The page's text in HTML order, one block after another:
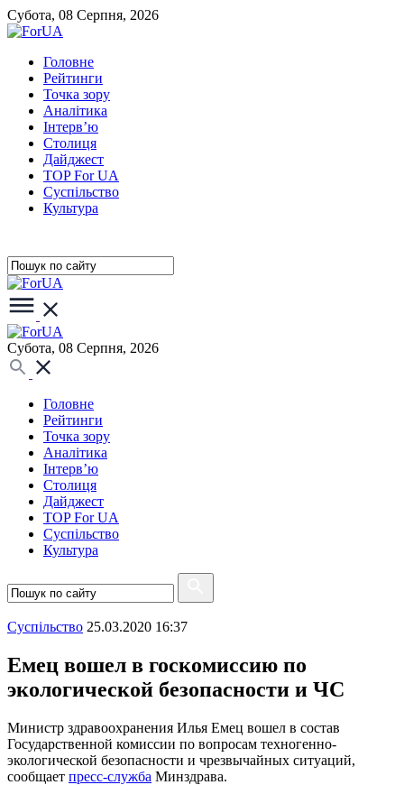
Субота, 08 Серпня, 2026
Головне
Рейтинги
Точка зору
Аналітика
Інтерв’ю
Столиця
Дайджест
TOP For UA
Суспiльство
Культура
Субота, 08 Серпня, 2026
Головне
Рейтинги
Точка зору
Аналітика
Інтерв’ю
Столиця
Дайджест
TOP For UA
Суспiльство
Культура
Суспiльство 25.03.2020 16:37
Емец вошел в госкомиссию по
экологической безопасности и ЧС
Министр здравоохранения Илья Емец вошел в состав
Государственной комиссии по вопросам техногенно-
экологической безопасности и чрезвычайных ситуаций,
сообщает пресс-служба Минздрава.